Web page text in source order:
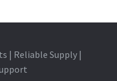
| Reliable Supply |